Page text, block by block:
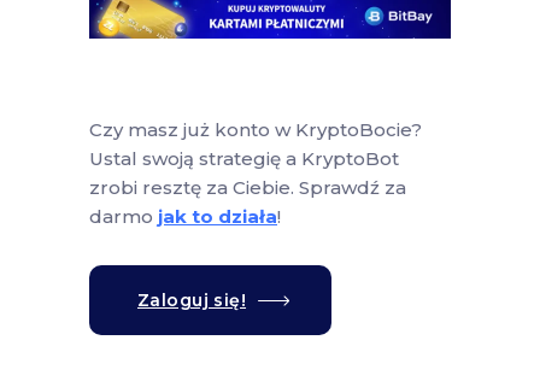
Czy masz już konto w KryptoBocie?
Ustal swoją strategię a KryptoBot
zrobi resztę za Ciebie. Sprawdź za
darmo jak to działa!
Zaloguj się!